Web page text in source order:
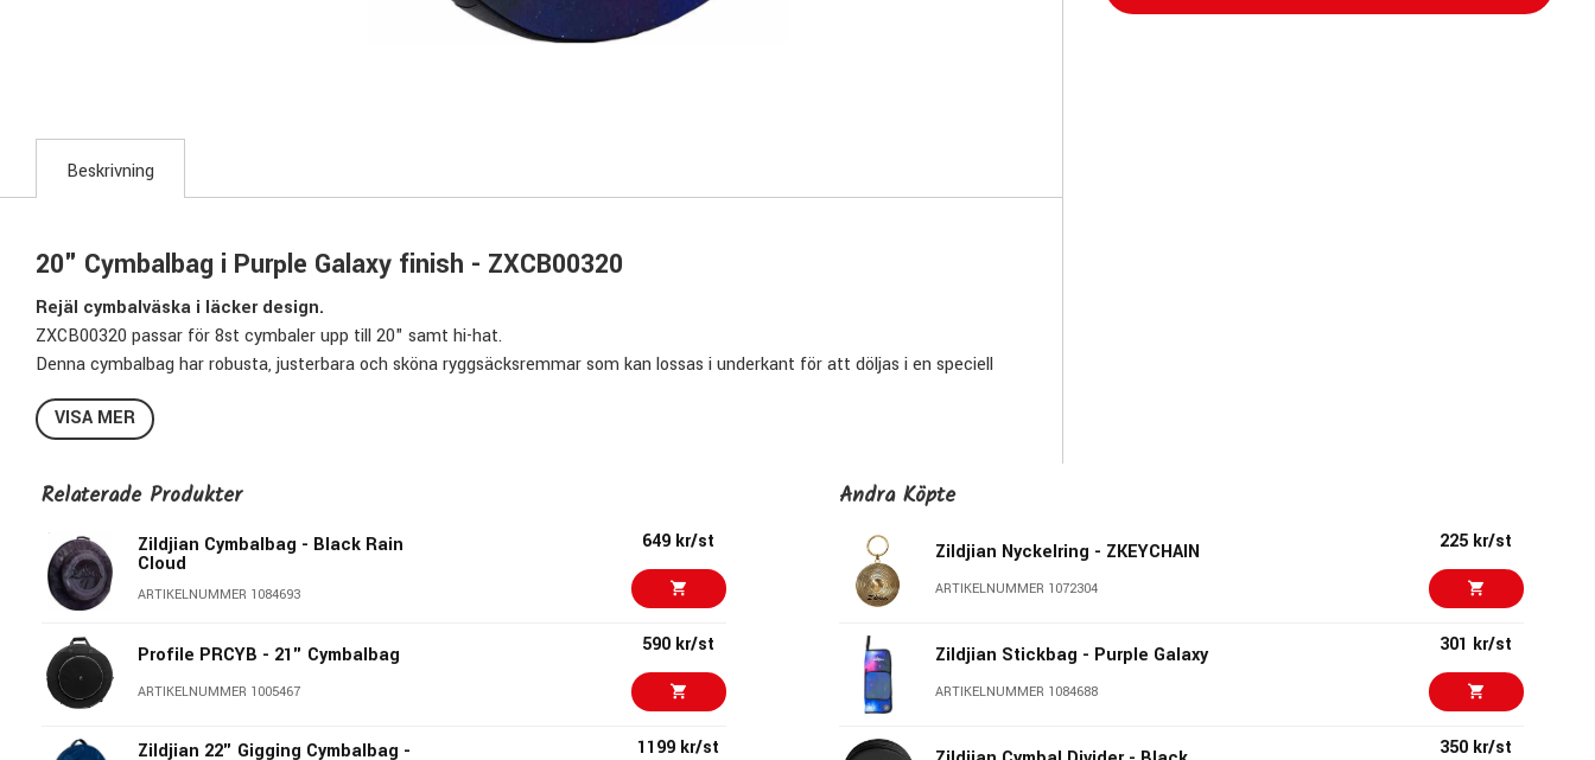
Beskrivning
20" Cymbalbag i Purple Galaxy finish - ZXCB00320
Rejäl cymbalväska i läcker design.
ZXCB00320 passar för 8st cymbaler upp till 20" samt hi-hat.
Denna cymbalbag har robusta, justerbara och sköna ryggsäcksremmar som kan lossas i underkant för att döljas i en speciell
ficka om du hellre vill använda den medföljande axelremmen. Du kan också bära den i det vadderade handtaget.
På framstidan finns en ficka som passar hi-hats upp till 15" med fack för en övningsplatta samt en ficka för hi-hatclutchen.
på ett blött underlag.
Specifikationer ZXCB00320:
Finish: Purple Galaxy finish
Passar cymbaler upp till 20"
Kapacitet: ca 8 cymbaler, max 45kg
Fack för hi-hatclutch
Fack för övningsplatta
Löstagbar axelrem
VISA MER
Relaterade Produkter
Zildjian Cymbalbag - Black Rain
Cloud
ARTIKELNUMMER 1084693
649 kr/st
Profile PRCYB - 21" Cymbalbag
ARTIKELNUMMER 1005467
590 kr/st
Zildjian 22" Gigging Cymbalbag - 1199 kr/st
Andra Köpte
Zildjian Nyckelring - ZKEYCHAIN
ARTIKELNUMMER 1072304
225 kr/st
Zildjian Stickbag - Purple Galaxy
ARTIKELNUMMER 1084688
301 kr/st
350 kr/st